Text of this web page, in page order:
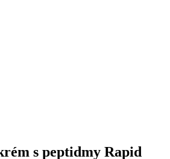
s peptidmy Rapid